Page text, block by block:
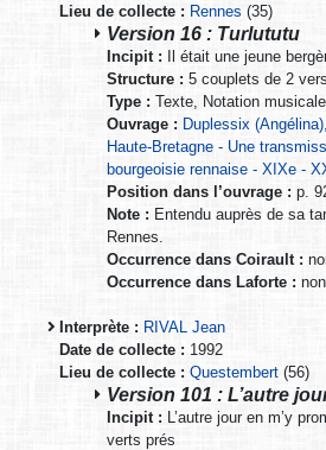
Lieu de collecte : Rennes (35)
Version 16 : Turlututu
Incipit : Il était une jeune
Structure : 5 couplets de 2
Type : Texte, Notation musicale
Ouvrage : Duplessix
Haute-Bretagne - Une
bourgeoisie rennaise - XIXe -
Position dans l’ouvrage : p.
Note : Entendu auprès de sa
Rennes.
Occurrence dans Coirault :
Occurrence dans Laforte : non
Interprète : RIVAL Jean
Date de collecte : 1992
Lieu de collecte : Questembert (56)
Version 101 : L’autre
Incipit : L’autre jour en m’y
verts prés